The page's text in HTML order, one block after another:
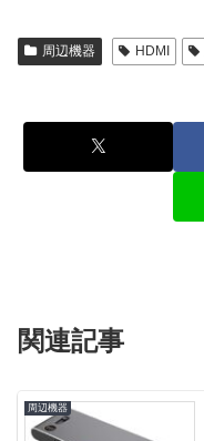
周辺機器 HDMI
関連記事
周辺機器